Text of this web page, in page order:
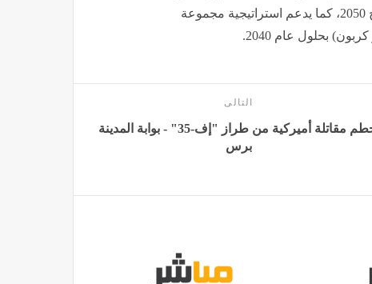
تنفيذية رئيسية تتسق مع الاستراتيجية الوطنية لتغير المناخ 2050، كما يدعم استراتيجية مجموعة
بحلول عام 2040.
التالى
تحطم مقاتلة أميركية من طراز "إف-35" - بوابة المدينة
برس